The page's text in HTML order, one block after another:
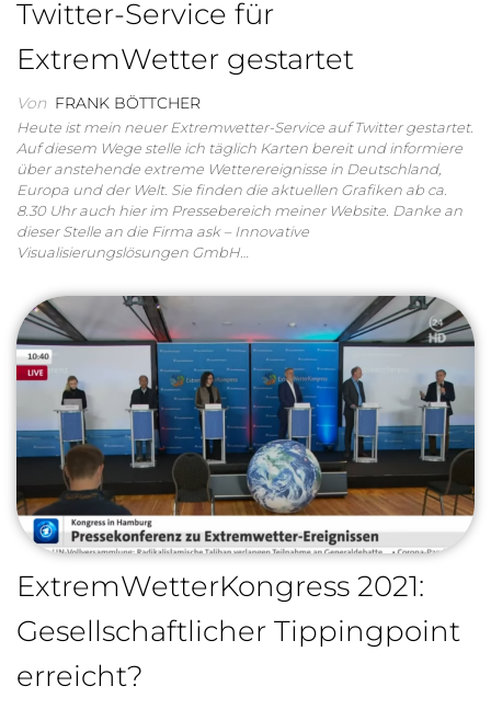
Twitter-Service für
ExtremWetter gestartet
Von FRANK BÖTTCHER
Heute ist mein neuer Extremwetter-Service auf Twitter gestartet.
Auf diesem Wege stelle ich täglich Karten bereit und informiere
über anstehende extreme Wetterereignisse in Deutschland,
Europa und der Welt. Sie finden die aktuellen Grafiken ab ca.
8.30 Uhr auch hier im Pressebereich meiner Website. Danke an
dieser Stelle an die Firma ask – Innovative
Visualisierungslösungen GmbH…
ExtremWetterKongress 2021:
Gesellschaftlicher Tippingpoint
erreicht?